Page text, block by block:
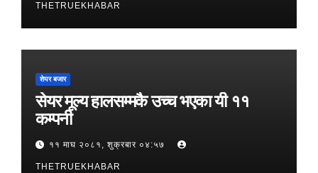
THETRUEKHABAR
शेयर बजार
सेयर मूल्य हालसम्मकै उच्च भएका यी ११
कम्पनी
११ माघ २०८१, शुक्रबार ०४:५७
THETRUEKHABAR